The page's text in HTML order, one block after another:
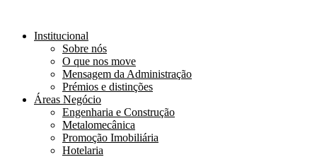
Institucional
Sobre nós
O que nos move
Mensagem da Administração
Prémios e distinções
Áreas Negócio
Engenharia e Construção
Metalomecânica
Promoção Imobiliária
Hotelaria